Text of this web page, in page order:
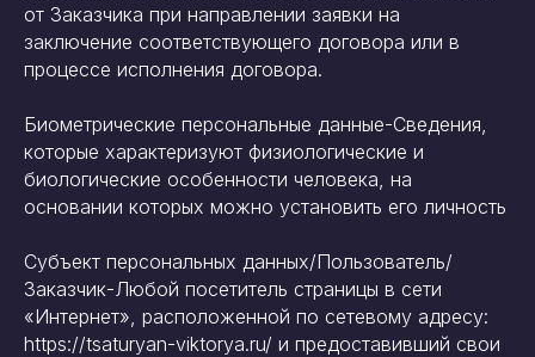
от Заказчика при направлении заявки на
заключение соответствующего договора или в
процессе исполнения договора.
Биометрические персональные данные-Сведения,
которые характеризуют физиологические и
биологические особенности человека, на
основании которых можно установить его личность
Субъект персональных данных/Пользователь/
Заказчик-Любой посетитель страницы в сети
«Интернет», расположенной по сетевому адресу:
https://tsaturyan-viktorya.ru/ и предоставивший свои